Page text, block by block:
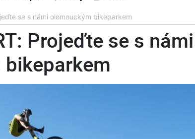
se s námi olomouckým bikeparkem
Projeďte se s námi